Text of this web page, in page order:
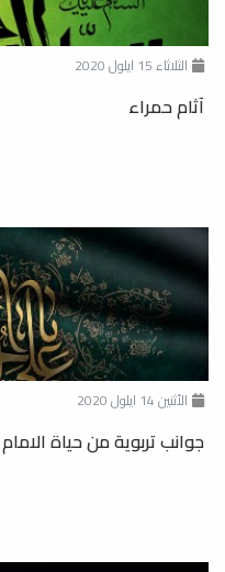
الثلاثاء 15 ايلول 2020
آثام حمراء
الأثنين 14 ايلول 2020
جوانب تربوية من حياة